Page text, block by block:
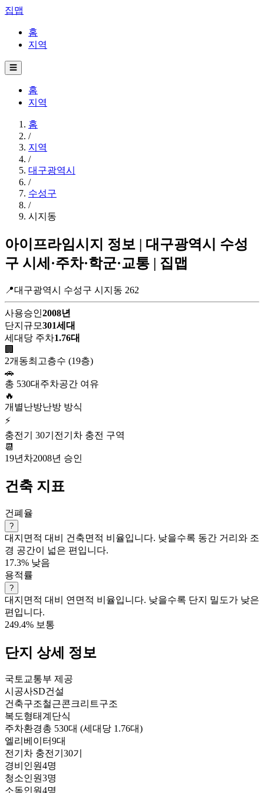
집맵
홈
지역
☰
홈
지역
홈
/
지역
/
대구광역시
/
수성구
/
시지동
아이프라임시지 정보 | 대구광역시 수성
구 시세·주차·학군·교통 | 집맵
📍대구광역시 수성구 시지동 262
사용승인2008년
단지규모301세대
세대당 주차1.76대
🏢
2개동최고층수 (19층)
🚗
총 530대 주차공간 여유
🔥
개별난방난방 방식
⚡
충전기 30기 전기차 충전 구역
📆
19년차2008년 승인
건축 지표
건폐율
?
대지면적 대비 건축면적 비율입니다. 낮을수록 동간 거리와 조
경 공간이 넓은 편입니다.
17.3% 낮음
용적률
?
대지면적 대비 연면적 비율입니다. 낮을수록 단지 밀도가 낮은
편입니다.
249.4% 보통
단지 상세 정보
국토교통부 제공
시공사SD건설
건축구조철근콘크리트구조
복도형태계단식
주차환경총 530대 (세대당 1.76대)
엘리베이터9대
전기차 충전기 30기
경비인원4명
청소인원3명
소독인원4명